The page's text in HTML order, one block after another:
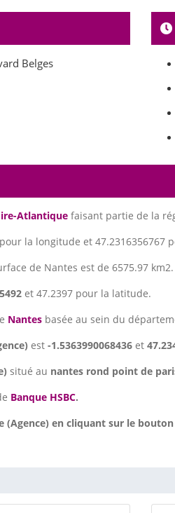
Belges
Atlantique faisant partie de la
la longitude et 47.2316356767
de Nantes est de 6575.97 km2.
et 47.2397 pour la latitude.
Nantes basée au sein du
est -1.5363990068436 et
situé au nantes rond point de
Banque HSBC.
(Agence) en cliquant sur le